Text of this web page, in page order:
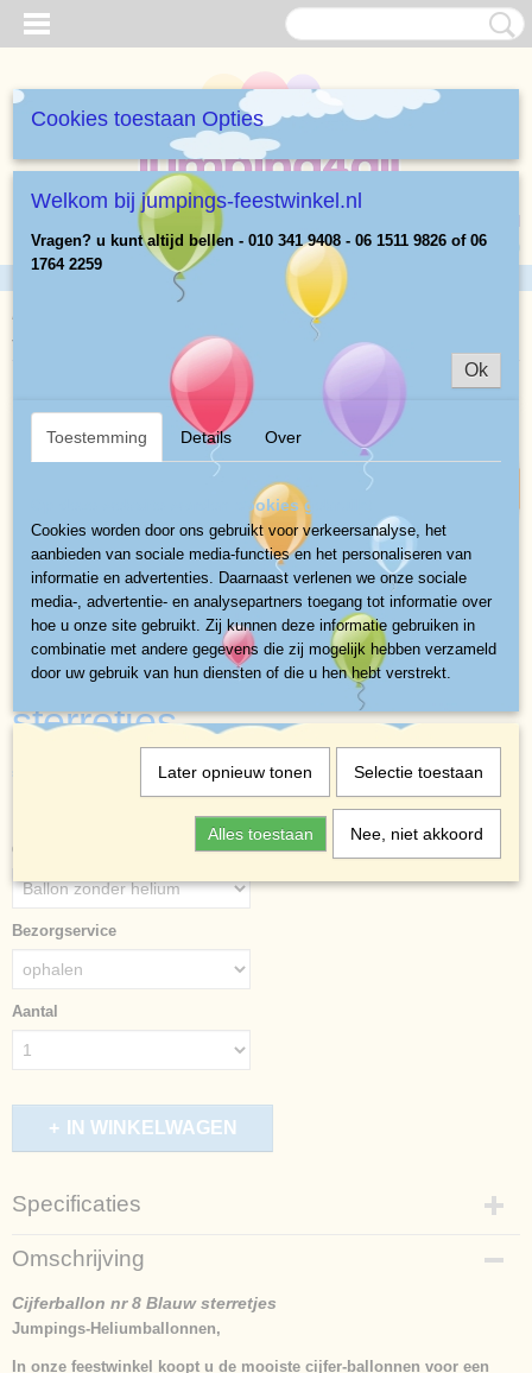
Registreren
Geen producten
(0)
Home Heliumballonnen Cijfers 86 cm>Cijferballon nr 8 Blauw
sterretjes
Cijferballon nr 8 Blauw
sterretjes
(exclusief btw 21%)
- Levertijd direct
Cijferballon nr 8 Blauw sterretjes
Bezorgservice
Aantal
IN WINKELWAGEN
Specificaties
Productcode
762-1555
Afmetingen (l,b,h)
86 x 0 x 0 cm
Omschrijving
Cijferballon nr 8 Blauw sterretjes
Jumpings-Heliumballonnen,
In onze feestwinkel koopt u de mooiste cijfer-ballonnen voor een
Cookies toestaan Opties
Welkom bij jumpings-feestwinkel.nl
Vragen? u kunt altijd bellen - 010 341 9408 - 06 1511 9826 of 06
1764 2259
Ok
Toestemming Details Over
Op deze website worden cookies gebruikt
Cookies worden door ons gebruikt voor verkeersanalyse, het
aanbieden van sociale media-functies en het personaliseren van
informatie en advertenties. Daarnaast verlenen we onze sociale
media-, advertentie- en analysepartners toegang tot informatie over
hoe u onze site gebruikt. Zij kunnen deze informatie gebruiken in
combinatie met andere gegevens die zij mogelijk hebben verzameld
door uw gebruik van hun diensten of die u hen hebt verstrekt.
Later opnieuw tonen Selectie toestaan
Alles toestaan Nee, niet akkoord